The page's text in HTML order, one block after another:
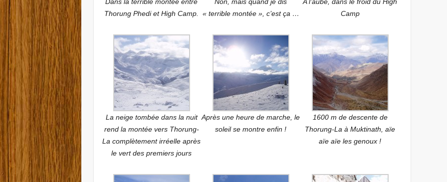
Thorung Phedi et High Camp.
« terrible montée », c’est ça …
Camp
La neige tombée dans la nuit
rend la montée vers Thorung-
La complètement irréelle après
le vert des premiers jours
Après une heure de marche, le
soleil se montre enfin !
1600 m de descente de
Thorung-La à Muktinath, aïe
aïe aïe les genoux !